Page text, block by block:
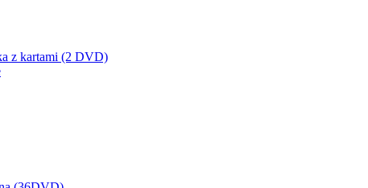
z kartami (2 DVD)